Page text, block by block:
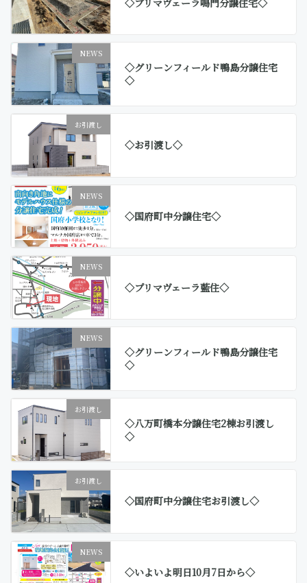
NEWS
◇グリーンフィールド鴨島分譲住宅
◇
お引渡し
◇お引渡し◇
NEWS
◇国府町中分譲住宅◇
NEWS
◇プリマヴェーラ藍住◇
NEWS
◇グリーンフィールド鴨島分譲住宅
◇
お引渡し
◇八万町橋本分譲住宅2棟お引渡し
◇
お引渡し
◇国府町中分譲住宅お引渡し◇
NEWS
◇いよいよ明日10月7日から◇